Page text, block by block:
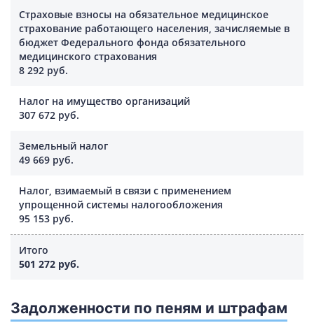
Страховые взносы на обязательное медицинское
страхование работающего населения, зачисляемые в
бюджет Федерального фонда обязательного
медицинского страхования
8 292 руб.
Налог на имущество организаций
307 672 руб.
Земельный налог
49 669 руб.
Налог, взимаемый в связи с применением
упрощенной системы налогообложения
95 153 руб.
Итого
501 272 руб.
Задолженности по пеням и штрафам